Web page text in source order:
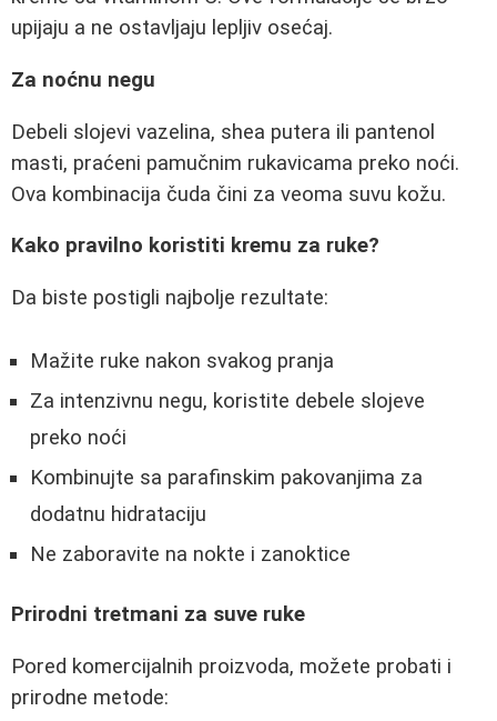
upijaju a ne ostavljaju lepljiv osećaj.
Za noćnu negu
Debeli slojevi vazelina, shea putera ili pantenol
masti, praćeni pamučnim rukavicama preko noći.
Ova kombinacija čuda čini za veoma suvu kožu.
Kako pravilno koristiti kremu za ruke?
Da biste postigli najbolje rezultate:
Mažite ruke nakon svakog pranja
Za intenzivnu negu, koristite debele slojeve
preko noći
Kombinujte sa parafinskim pakovanjima za
dodatnu hidrataciju
Ne zaboravite na nokte i zanoktice
Prirodni tretmani za suve ruke
Pored komercijalnih proizvoda, možete probati i
prirodne metode: